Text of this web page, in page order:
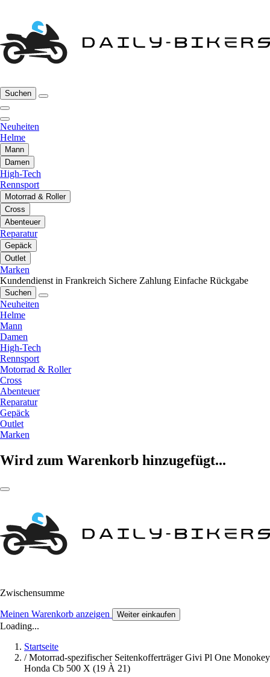
Suchen
Neuheiten
Helme
Mann
Damen
High-Tech
Rennsport
Motorrad & Roller
Cross
Abenteuer
Reparatur
Gepäck
Outlet
Marken
Kundendienst in Frankreich Sichere Zahlung Einfache Rückgabe
Suchen
Neuheiten
Helme
Mann
Damen
High-Tech
Rennsport
Motorrad & Roller
Cross
Abenteuer
Reparatur
Gepäck
Outlet
Marken
Wird zum Warenkorb hinzugefügt...
Zwischensumme
Meinen Warenkorb anzeigen Weiter einkaufen
Loading...
Startseite
/ Motorrad-spezifischer Seitenkofferträger Givi Pl One Monokey
Honda Cb 500 X (19 À 21)